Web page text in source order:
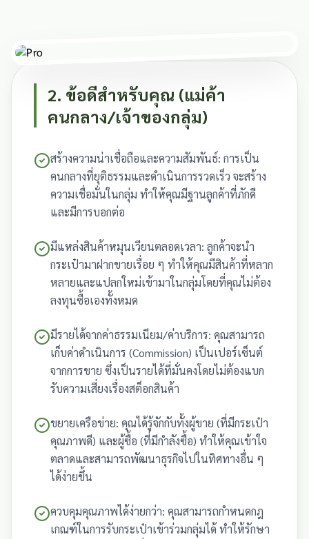
Professional Standards
2. ข้อดีสำหรับคุณ (แม่ค้า
คนกลาง/เจ้าของกลุ่ม)
สร้างความน่าเชื่อถือและความสัมพันธ์: การเป็น
คนกลางที่ยุติธรรมและดำเนินการรวดเร็ว จะสร้าง
ความเชื่อมั่นในกลุ่ม ทำให้คุณมีฐานลูกค้าที่ภักดี
และมีการบอกต่อ
มีแหล่งสินค้าหมุนเวียนตลอดเวลา: ลูกค้าจะนำ
กระเป๋ามาฝากขายเรื่อย ๆ ทำให้คุณมีสินค้าที่หลาก
หลายและแปลกใหม่เข้ามาในกลุ่มโดยที่คุณไม่ต้อง
ลงทุนซื้อเองทั้งหมด
มีรายได้จากค่าธรรมเนียม/ค่าบริการ: คุณสามารถ
เก็บค่าดำเนินการ (Commission) เป็นเปอร์เซ็นต์
จากการขาย ซึ่งเป็นรายได้ที่มั่นคงโดยไม่ต้องแบก
รับความเสี่ยงเรื่องสต็อกสินค้า
ขยายเครือข่าย: คุณได้รู้จักกับทั้งผู้ขาย (ที่มีกระเป๋า
คุณภาพดี) และผู้ซื้อ (ที่มีกำลังซื้อ) ทำให้คุณเข้าใจ
ตลาดและสามารถพัฒนาธุรกิจไปในทิศทางอื่น ๆ
ได้ง่ายขึ้น
ควบคุมคุณภาพได้ง่ายกว่า: คุณสามารถกำหนดกฎ
เกณฑ์ในการรับกระเป๋าเข้าร่วมกลุ่มได้ ทำให้รักษา